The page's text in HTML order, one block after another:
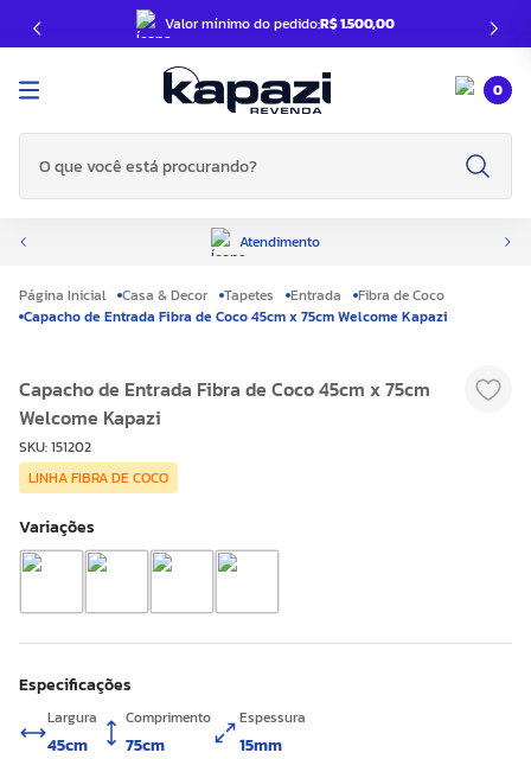
Valor mínimo do pedido:R$ 1.500,00
0
O que você está procurando?
Atendimento
Casa & Decor Tapetes Entrada
Fibra de Coco
Capacho de Entrada Fibra de Coco 45cm x 75cm Welcome Kapazi
Capacho de Entrada Fibra de Coco 45cm x 75cm
Welcome Kapazi
SKU:151202
LINHA FIBRA DE COCO
Especificações
Largura
45cm
Comprimento
75cm
Espessura
15mm